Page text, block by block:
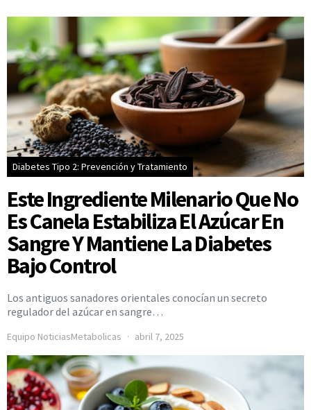
Diabetes Tipo 2: Prevención y Tratamiento
Este Ingrediente Milenario Que No
Es Canela Estabiliza El Azúcar En
Sangre Y Mantiene La Diabetes
Bajo Control
Los antiguos sanadores orientales conocían un secreto
regulador del azúcar en sangre…
Equipo NoticiasMetabolicas abril 7, 2025